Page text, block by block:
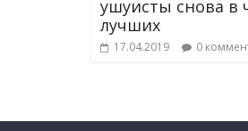
ушуисты снова в
лучших
17.04.2019 0